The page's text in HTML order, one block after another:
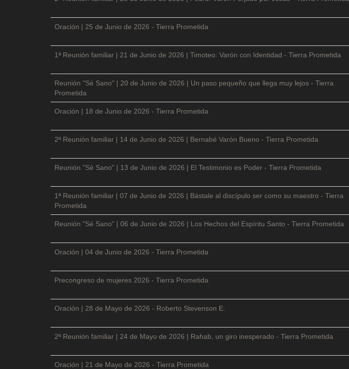
Oración | 25 de Junio de 2026 - Tierra Prometida
1ª Reunión familiar | 21 de Junio de 2026 | Timoteo: Varón con Identidad - Tierra Prometida
Reunión "Sé Sano" | 20 de Junio de 2026 | Un paso pequeño que llega muy lejos - Tierra
Prometida
Oración | 18 de Junio de 2026 - Tierra Prometida
2ª Reunión familiar | 14 de Junio de 2026 | Bernabé Varón Bueno - Tierra Prometida
Reunión "Sé Sano" | 13 de Junio de 2026 | El Testimonio es Poder - Tierra Prometida
1ª Reunión familiar | 07 de Junio de 2026 | Bástale al discípulo ser como su maestro - Tierra
Prometida
Reunión "Sé Sano" | 06 de Junio de 2026 | Los Hechos del Espíritu Santo - Tierra Prometida
Oración | 04 de Junio de 2026 - Tierra Prometida
Precongreso de mujeres 2026 - Tierra Prometida
Oración | 28 de Mayo de 2026 - Roberto Stevenson E.
2ª Reunión familiar | 24 de Mayo de 2026 | Rahab, un giro inesperado - Tierra Prometida
Oración | 21 de Mayo de 2026 - Tierra Prometida